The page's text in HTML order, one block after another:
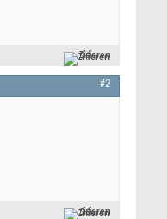
Zitieren
#2
Zitieren